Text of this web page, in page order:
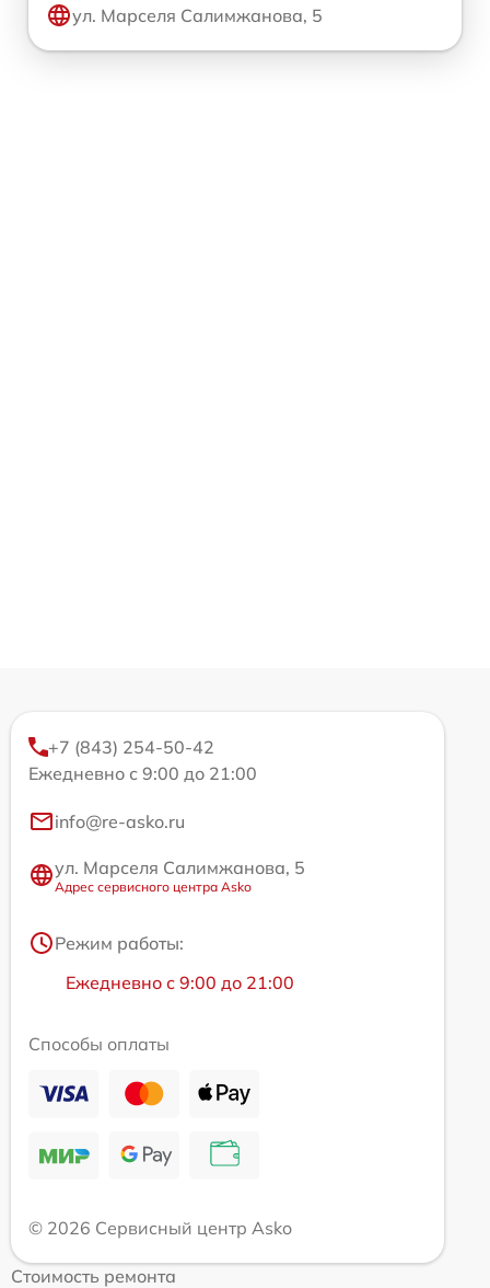
ул. Марселя Салимжанова, 5
+7 (843) 254-50-42
Ежедневно с 9:00 до 21:00
info@re-asko.ru
ул. Марселя Салимжанова, 5
Адрес сервисного центра Asko
Режим работы:
Ежедневно с 9:00 до 21:00
Способы оплаты
© 2026 Сервисный центр Asko
Стоимость ремонта